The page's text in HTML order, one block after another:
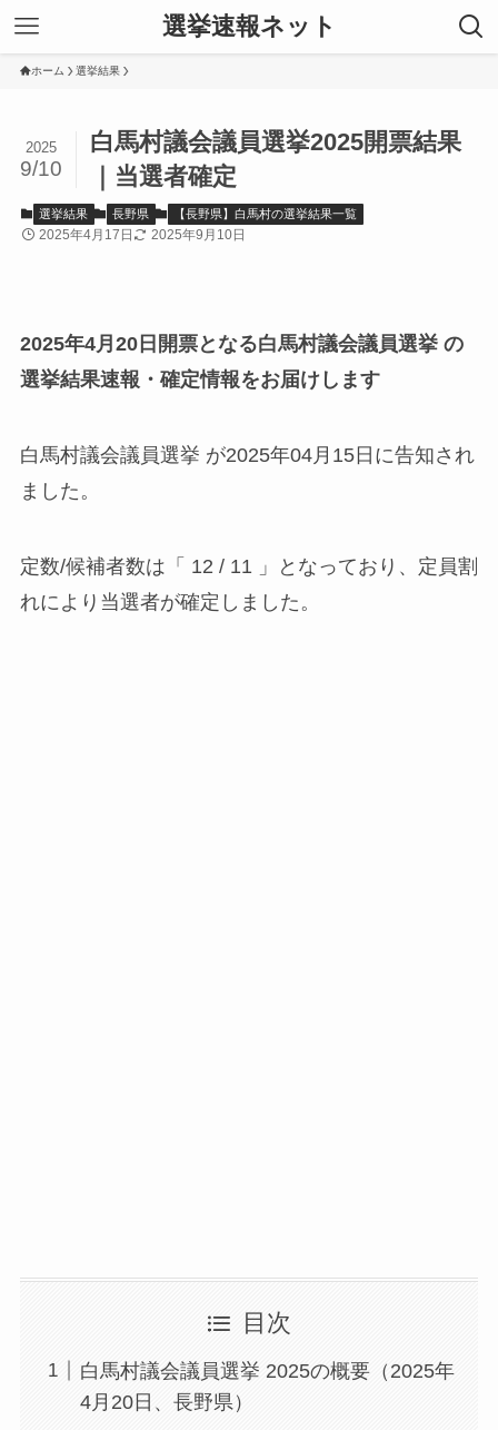
選挙速報ネット
ホーム 選挙結果
白馬村議会議員選挙2025開票結果
｜当選者確定
2025
9/10
選挙結果 長野県 【長野県】白馬村の選挙結果一覧
2025年4月17日 2025年9月10日
2025年4月20日開票となる白馬村議会議員選挙 の
選挙結果速報・確定情報をお届けします
白馬村議会議員選挙 が2025年04月15日に告知され
ました。
定数/候補者数は「 12 / 11 」となっており、定員割
れにより当選者が確定しました。
目次
白馬村議会議員選挙 2025の概要（2025年
4月20日、長野県）